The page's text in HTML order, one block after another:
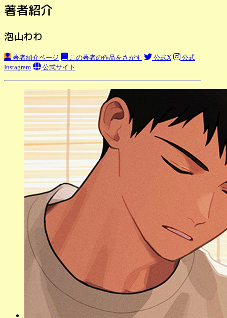
著者紹介
泡山わわ
著者紹介ページ この著者の作品をさがす 公式X
公式
Instagram
公式サイト